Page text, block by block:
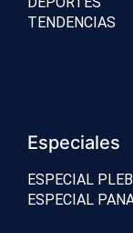
TENDENCIAS
Especiales
ESPECIAL
ESPECIAL